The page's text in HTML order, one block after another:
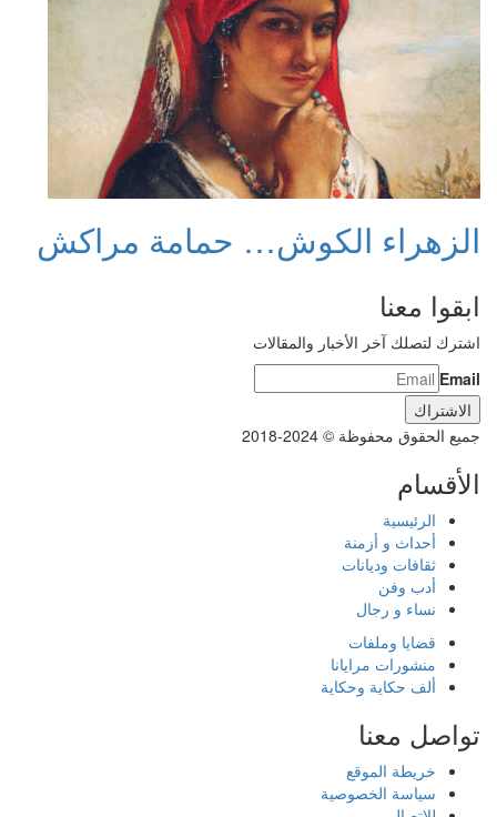
الزهراء الكوش… حمامة مراكش
ابقوا معنا
اشترك لتصلك آخر الأخبار والمقالات
Email
جميع الحقوق محفوظة © 2024-2018
الأقسام
الرئيسية
أحداث و أزمنة
ثقافات وديانات
أدب وفن
نساء و رجال
قضايا وملفات
منشورات مرايانا
ألف حكاية وحكاية
تواصل معنا
خريطة الموقع
سياسة الخصوصية